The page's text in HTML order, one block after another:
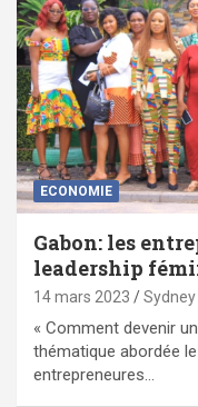
ECONOMIE
Gabon: les
leadership
14 mars 2023 Sydney
« Comment devenir
thématique abordée
entrepreneures…